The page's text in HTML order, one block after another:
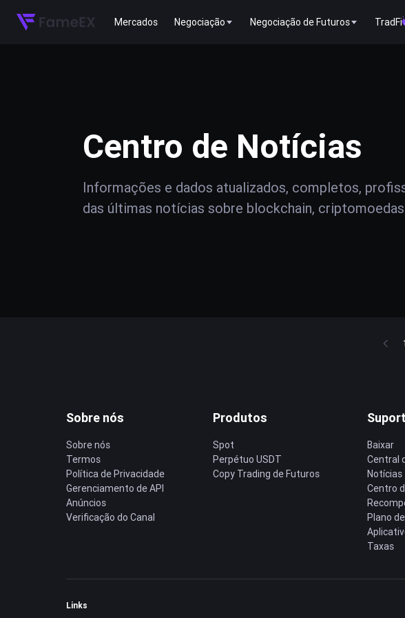
Mercados Negociação Negociação de Futuros TradFi
Centro de Notícias
Informações e dados atualizados, completos,
das últimas notícias sobre blockchain,
1
Sobre nós
Sobre nós
Termos
Política de Privacidade
Gerenciamento de API
Anúncios
Verificação do Canal
Produtos
Spot
Perpétuo USDT
Copy Trading de Futuros
Baixar
Central
Notícias
Centro
Plano
Taxas
Links